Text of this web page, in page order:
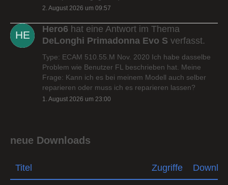
2. August 2026 um 09:57
Hero6 hat eine Antwort im Thema
DeLonghi Primadonna Evo S verfasst.
Type: ECAM 510.55.M Nov. 2020 Ich habe dasselbe
Problem wie Benutzer FL beschrieben hat. Meine
Frage: Kann ich es bei meinem Modell auch selber
reparieren oder muss ich es reparieren lassen?
1. August 2026 um 23:00
neue Downloads
Titel Zugriffe